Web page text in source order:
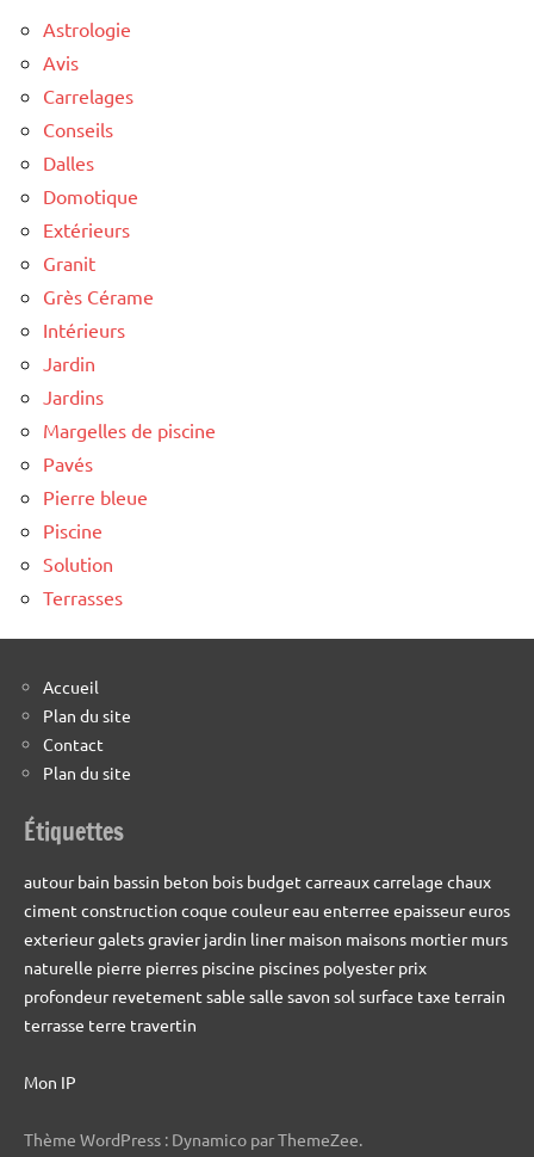
Astrologie
Avis
Carrelages
Conseils
Dalles
Domotique
Extérieurs
Granit
Grès Cérame
Intérieurs
Jardin
Jardins
Margelles de piscine
Pavés
Pierre bleue
Piscine
Solution
Terrasses
Accueil
Plan du site
Contact
Plan du site
Étiquettes
autour bain bassin beton bois budget carreauxcarrelage chaux
ciment construction coque couleureau enterree epaisseureuros
exterieurgaletsgravier jardin liner maison maisons mortier murs
naturelle pierre pierres piscine piscines polyester prix
profondeur revetement sable salle savon sol surface taxe terrain
terrasse terre travertin
Mon IP
Thème WordPress : Dynamico par ThemeZee.